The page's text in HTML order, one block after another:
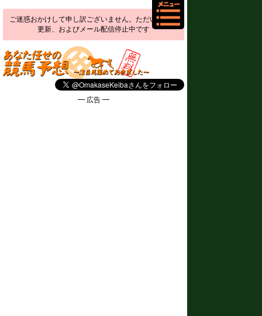
ご迷惑おかけして申し訳ございません。ただいま予想
更新、およびメール配信停止中です
━ 広告 ━